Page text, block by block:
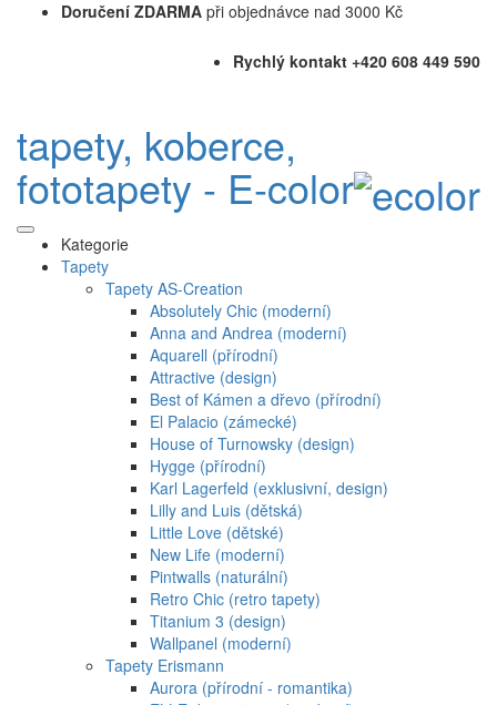
Doručení ZDARMA při objednávce nad 3000 Kč
Rychlý kontakt +420 608 449 590
tapety, koberce,
fototapety - E-color
Kategorie
Tapety
Tapety AS-Creation
Absolutely Chic (moderní)
Anna and Andrea (moderní)
Aquarell (přírodní)
Attractive (design)
Best of Kámen a dřevo (přírodní)
El Palacio (zámecké)
House of Turnowsky (design)
Hygge (přírodní)
Karl Lagerfeld (exklusivní, design)
Lilly and Luis (dětská)
Little Love (dětské)
New Life (moderní)
Pintwalls (naturální)
Retro Chic (retro tapety)
Titanium 3 (design)
Wallpanel (moderní)
Tapety Erismann
Aurora (přírodní - romantika)